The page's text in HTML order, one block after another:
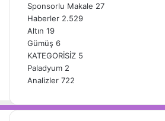
Sponsorlu Makale 27
Haberler 2.529
Altın 19
Gümüş 6
KATEGORİSİZ 5
Paladyum 2
Analizler 722